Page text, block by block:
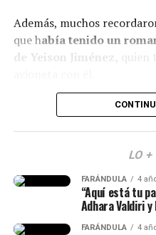
perfilamiento?”, “Se dañó
Finalmente, otro grupo de
debido al tiempo que ha
(Recuerda dar clic en la
Además, muchos
que había tenido un
de Yeison Jiménez, quien
Lee también: ¿Escro
reacciones y se avivaron
en una dinámica de
historias de Instagram, q
LO +
FARÁNDULA 4
“Aquí está tu
Adhara Valdiri
FARÁNDULA 4